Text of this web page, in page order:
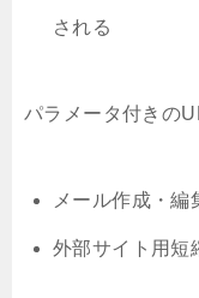
される
パラメータ付きの
メール作成・
外部サイト用短